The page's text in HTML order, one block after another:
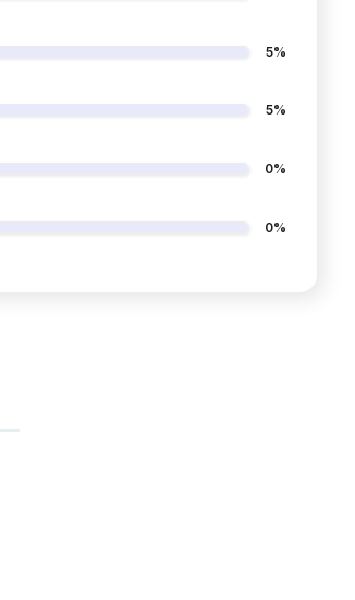
5%
5%
0%
0%